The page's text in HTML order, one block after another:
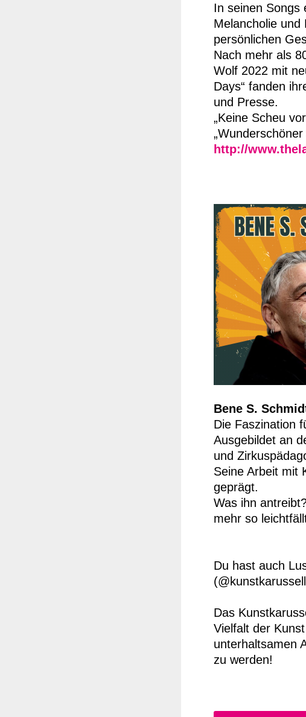
In seinen Songs
Melancholie und
persönlichen
Nach mehr als
Wolf 2022 mit
Days“ fanden
und Presse.
„Keine Scheu
http://
Bene S.
Die Faszination
Ausgebildet an
und
Seine Arbeit mit
geprägt.
Was ihn
mehr so
Du hast auch
Das
Vielfalt der
unterhaltsamen
zu werden!